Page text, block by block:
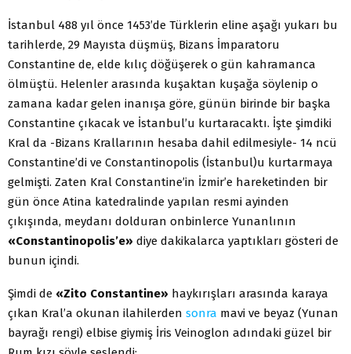
İstanbul 488 yıl önce 1453’de Türklerin eline aşağı yukarı bu
tarihlerde, 29 Mayısta düşmüş, Bizans İmparatoru
Constantine de, elde kılıç döğüşerek o gün kahramanca
ölmüştü. Helenler arasında kuşaktan kuşağa söylenip o
zamana kadar gelen inanışa göre, günün birinde bir başka
Constantine çıkacak ve İstanbul’u kurtaracaktı. İşte şimdiki
Kral da -Bizans Krallarının hesaba dahil edilmesiyle- 14 ncü
Constantine’di ve Constantinopolis (İstanbul)u kurtarmaya
gelmişti. Zaten Kral Constantine’in İzmir’e hareketinden bir
gün önce Atina katedralinde yapılan resmi ayinden
çıkışında, meydanı dolduran onbinlerce Yunanlının
«Constantinopolis’e» diye dakikalarca yaptıkları gösteri de
bunun içindi.
Şimdi de «Zito Constantine» haykırışları arasında karaya
çıkan Kral’a okunan ilahilerden sonra mavi ve beyaz (Yunan
bayrağı rengi) elbise giymiş İris Veinoglon adındaki güzel bir